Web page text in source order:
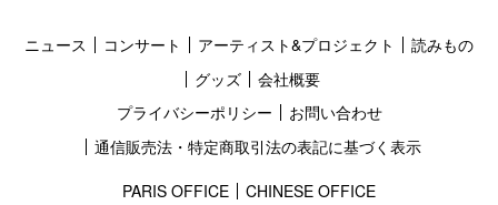
ニュース コンサート アーティスト&プロジェクト
読みもの
グッズ
会社概要
プライバシーポリシー
お問い合わせ
通信販売法・特定商取引法の表記に基づく表示
PARIS OFFICE
CHINESE OFFICE